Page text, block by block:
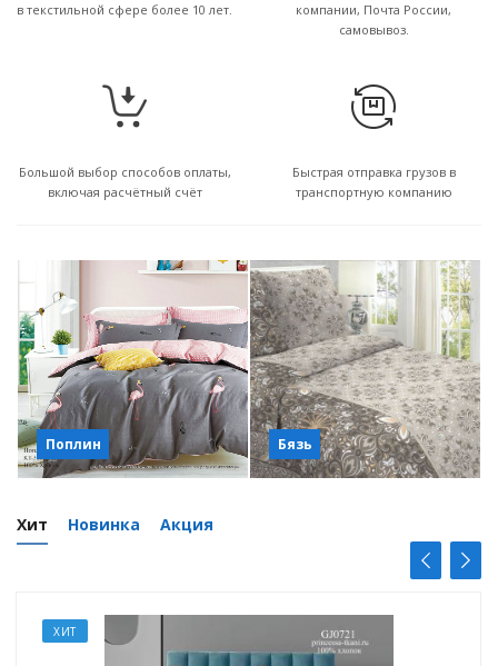
в текстильной сфере более 10 лет.
компании, Почта России,
самовывоз.
Большой выбор способов оплаты,
включая расчётный счёт
Быстрая отправка грузов в
транспортную компанию
Поплин Бязь
Хит Новинка Акция
ХИТ